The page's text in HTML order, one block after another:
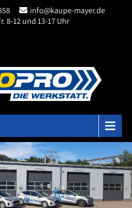
info@kaupe-mayer.de
8-12 und 13-17 Uhr